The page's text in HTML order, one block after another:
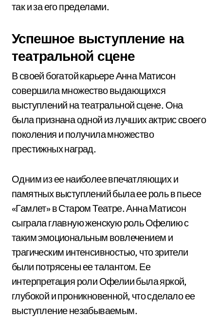
так и за его пределами.
Успешное выступление на
театральной сцене
В своей богатой карьере Анна Матисон
совершила множество выдающихся
выступлений на театральной сцене. Она
была признана одной из лучших актрис своего
поколения и получила множество
престижных наград.
Одним из ее наиболее впечатляющих и
памятных выступлений была ее роль в пьесе
«Гамлет» в Старом Театре. Анна Матисон
сыграла главную женскую роль Офелию с
таким эмоциональным вовлечением и
трагическим интенсивностью, что зрители
были потрясены ее талантом. Ее
интерпретация роли Офелии была яркой,
глубокой и проникновенной, что сделало ее
выступление незабываемым.